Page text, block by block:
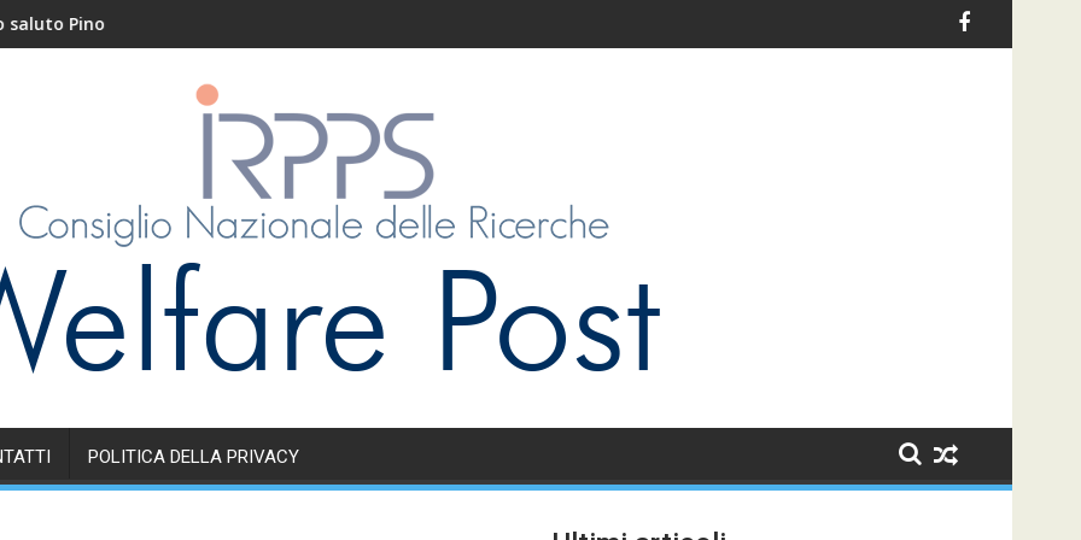
Pino Nidi e servizi educativi per l’infanzia in Italia: un’opportunità di sviluppo per i
Le sfide dell’antiziganismo
POLITICA DELLA PRIVACY